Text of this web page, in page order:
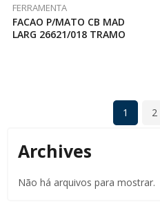
FERRAMENTA
FACAO P/MATO CB MAD
LARG 26621/018 TRAMO
1 2
Archives
Não há arquivos para mostrar.